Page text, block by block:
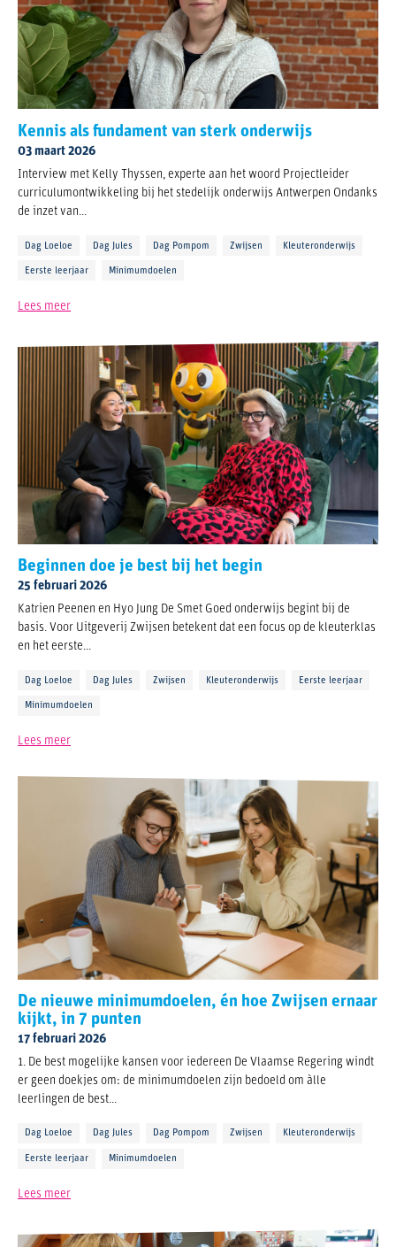
Kennis als fundament van sterk onderwijs
03 maart 2026
Interview met Kelly Thyssen, experte aan het woord Projectleider
curriculumontwikkeling bij het stedelijk onderwijs Antwerpen Ondanks
de inzet van...
Dag Loeloe Dag Jules Dag Pompom Zwijsen Kleuteronderwijs
Eerste leerjaar Minimumdoelen
Lees meer
Beginnen doe je best bij het begin
25 februari 2026
Katrien Peenen en Hyo Jung De Smet Goed onderwijs begint bij de
basis. Voor Uitgeverij Zwijsen betekent dat een focus op de kleuterklas
en het eerste...
Dag Loeloe Dag Jules Zwijsen Kleuteronderwijs Eerste leerjaar
Minimumdoelen
Lees meer
De nieuwe minimumdoelen, én hoe Zwijsen ernaar
kijkt, in 7 punten
17 februari 2026
1. De best mogelijke kansen voor iedereen De Vlaamse Regering windt
er geen doekjes om: de minimumdoelen zijn bedoeld om àlle
leerlingen de best...
Dag Loeloe Dag Jules Dag Pompom Zwijsen Kleuteronderwijs
Eerste leerjaar Minimumdoelen
Lees meer